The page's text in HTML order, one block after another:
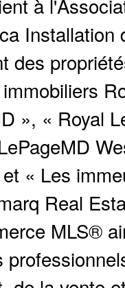
à
des
», « Royal
« Les
Real
MLS®